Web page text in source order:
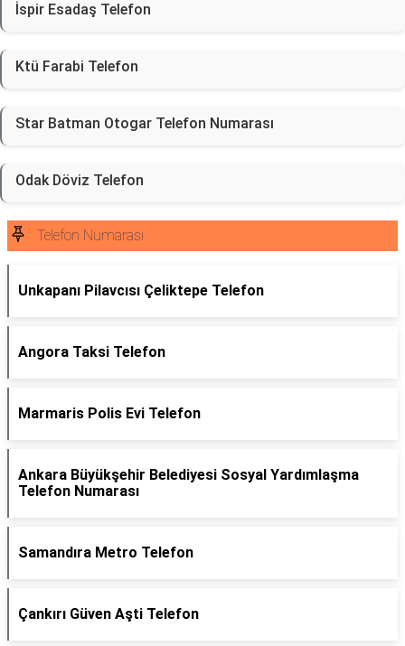
İspir Esadaş Telefon
Ktü Farabi Telefon
Star Batman Otogar Telefon Numarası
Odak Döviz Telefon
Telefon Numarası
Unkapanı Pilavcısı Çeliktepe Telefon
Angora Taksi Telefon
Marmaris Polis Evi Telefon
Ankara Büyükşehir Belediyesi Sosyal Yardımlaşma
Telefon Numarası
Samandıra Metro Telefon
Çankırı Güven Aşti Telefon